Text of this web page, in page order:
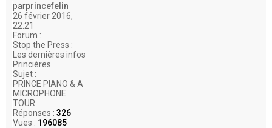
parprincefelin
26 février 2016,
22:21
Forum :
Stop the Press :
Les dernières infos
Princières
Sujet :
PRINCE PIANO & A
MICROPHONE
TOUR
Réponses : 326
Vues : 196085